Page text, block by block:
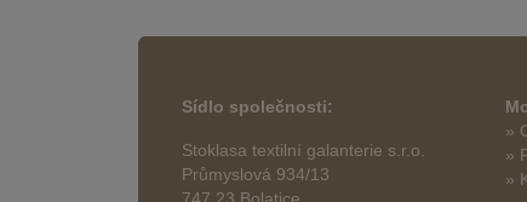
Sídlo společnosti:
Stoklasa textilní galanterie s.r.o.
Průmyslová 934/13
»
»
»